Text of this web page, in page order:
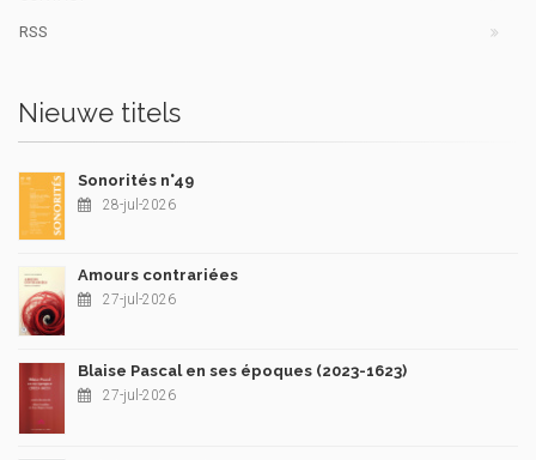
RSS
Nieuwe titels
Sonorités n°49
28-jul-2026
Amours contrariées
27-jul-2026
Blaise Pascal en ses époques (2023-1623)
27-jul-2026